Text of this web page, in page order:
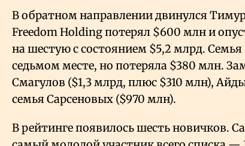
В обратном направлении двинулся
Freedom Holding потерял $600 млн и
на шестую с состоянием $5,2 млрд.
седьмом месте, но потеряла $380 млн.
Смагулов ($1,3 млрд, плюс $310 млн),
семья Сарсеновых ($970 млн).
В рейтинге появилось шесть новичков.